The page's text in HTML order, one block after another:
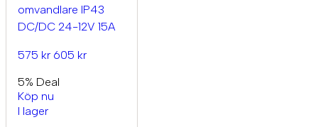
omvandlare IP43
DC/DC 24-12V 15A
575 kr 605 kr
5% Deal
Köp nu
I lager